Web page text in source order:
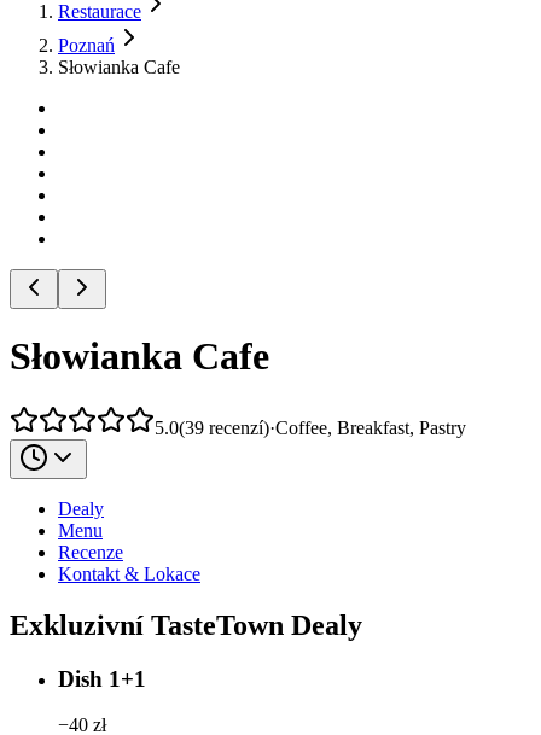
Restaurace
Poznań
Słowianka Cafe
Słowianka Cafe
5.0(39 recenzí)·Coffee, Breakfast, Pastry
Dealy
Menu
Recenze
Kontakt & Lokace
Exkluzivní TasteTown Dealy
Dish 1+1
−40 zł